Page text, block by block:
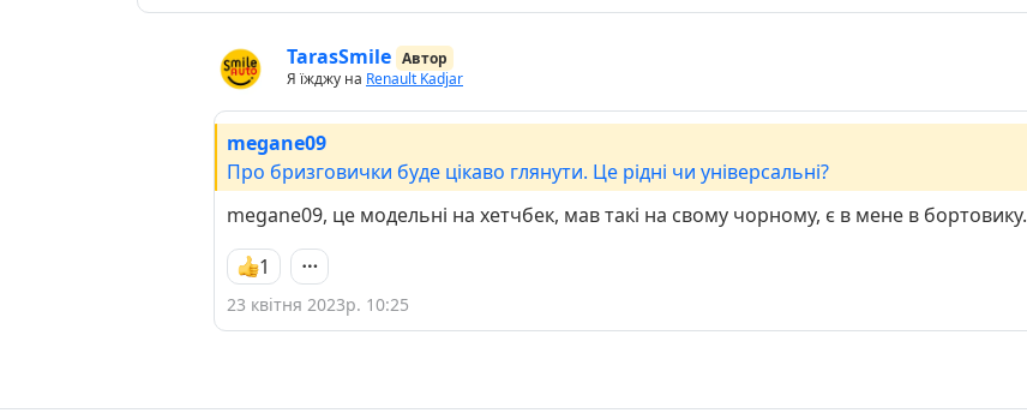
TarasSmile Автор
Я їжджу на Renault Kadjar
megane09
Про бризговички буде цікаво глянути. Це рідні чи універсальні?
megane09, це модельні на хетчбек, мав такі на свому чорному, є в мене в бортовику.
1
23 квітня 2023р. 10:25